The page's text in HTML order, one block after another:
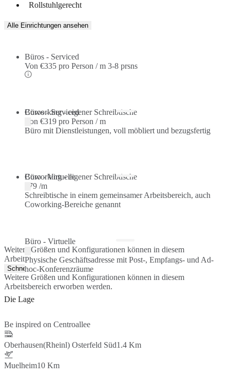
Rollstuhlgerecht
Alle Einrichtungen ansehen
Büros - Serviced
Von €335 pro Person / m 3-8 prsns
Büros - Serviced
Büro mit Dienstleistungen, voll möbliert und bezugsfertig
Coworking - eigener Schreibtische
Von €319 pro Person / m
Coworking - eigener Schreibtische
Schreibtische in einem gemeinsamer Arbeitsbereich, auch
Coworking-Bereiche genannt
Büro - Virtuelle
€79 /m
Büro - Virtuelle
Physische Geschäftsadresse mit Post-, Empfangs- und Ad-
hoc-Konferenzräume
Weitere Größen und Konfigurationen können in diesem
Arbeitsbereich erworben werden.
Schnellangebot
Weitere Größen und Konfigurationen können in diesem
Arbeitsbereich erworben werden.
Die Lage
Be inspired on Centroallee
Oberhausen(Rheinl) Osterfeld Süd1.4 Km
Muelheim10 Km